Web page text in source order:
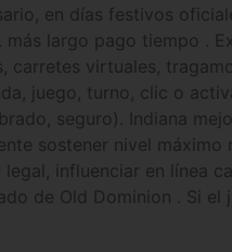
en días festivos
largo pago tiempo .
carretes virtuales,
juego, turno, clic o
seguro). Indiana
sostener nivel
influenciar en línea
de Old Dominion . Si